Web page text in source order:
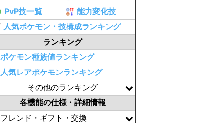
PvP技一覧
能力変化技
人気ポケモン・技構成ランキング
ランキング
ポケモン種族値ランキング
人気レアポケモンランキング
その他のランキング
各機能の仕様・詳細情報
フレンド・ギフト・交換